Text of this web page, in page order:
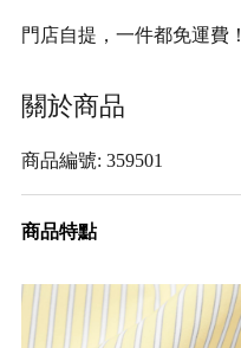
門店自提，一件都免運費！
關於商品
商品編號: 359501
商品特點